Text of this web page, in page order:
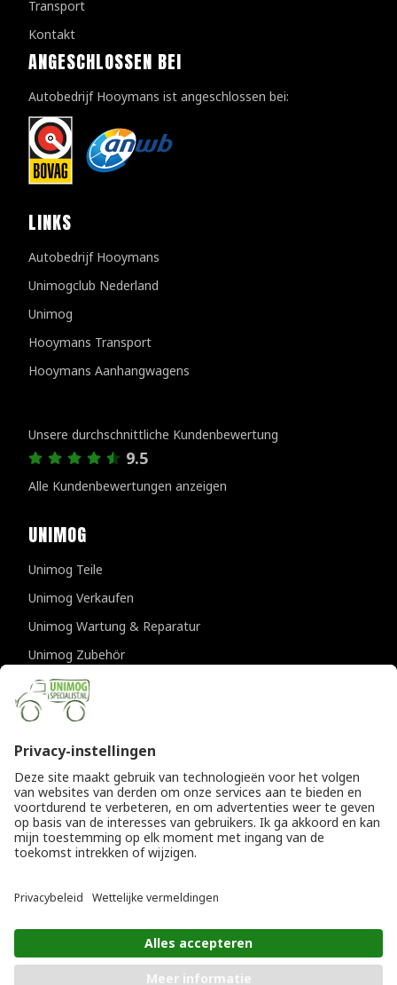
Transport
Kontakt
ANGESCHLOSSEN BEI
Autobedrijf Hooymans ist angeschlossen bei:
LINKS
Autobedrijf Hooymans
Unimogclub Nederland
Unimog
Hooymans Transport
Hooymans Aanhangwagens
Unsere durchschnittliche Kundenbewertung
9.5
Alle Kundenbewertungen anzeigen
UNIMOG
Unimog Teile
Unimog Verkaufen
Unimog Wartung & Reparatur
Unimog Zubehör
Unimog APK-prufungen
KONTAKTDATEN
Provincialeweg 94-98
Die Niederlande
T+31 (0)418 632073
Einfo@unimogspecialist.nl
© Copyright 2026
Allgemeine Geschäftsbedingungen|
Datenschutzerklärung